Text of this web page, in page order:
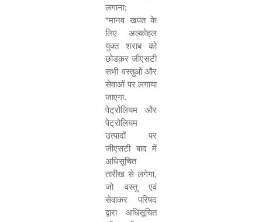
लगाना;
*मानव खपत के
लिए अल्कोहल
युक्त शराब को
छोडक़र जीएसटी
सभी वस्तुओं और
सेवाओं पर लगाया
जाएगा.
पेट्रोलियम और
पेट्रोलियम
उत्पादों पर
जीएसटी बाद में
अधिसूचित
तारीख से लगेगा,
जो वस्तु एवं
सेवाकर परिषद
द्वारा अधिसूचित